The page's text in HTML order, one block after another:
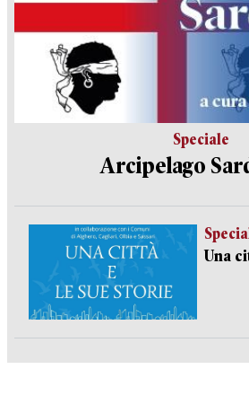
Speciale
Arcipelago
Una